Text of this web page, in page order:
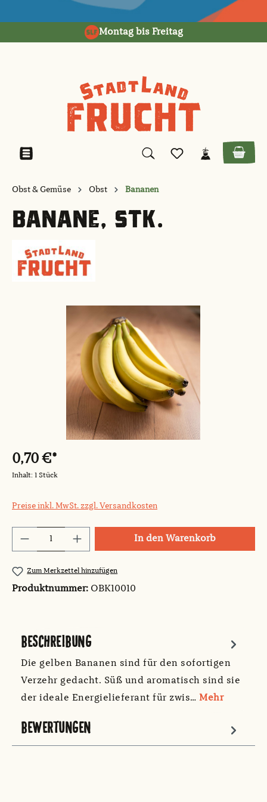
Montag bis Freitag
Obst & Gemüse Obst Bananen
BANANE, STK.
0,70 €*
Inhalt: 1 Stück
Preise inkl. MwSt. zzgl. Versandkosten
Produkt Anzahl: Gib den gewünschten
In den Warenkorb
Zum Merkzettel hinzufügen
Produktnummer: OBK10010
BESCHREIBUNG
Die gelben Bananen sind für den sofortigen
Verzehr gedacht. Süß und aromatisch sind sie
der ideale Energielieferant für zwis… Mehr
BEWERTUNGEN